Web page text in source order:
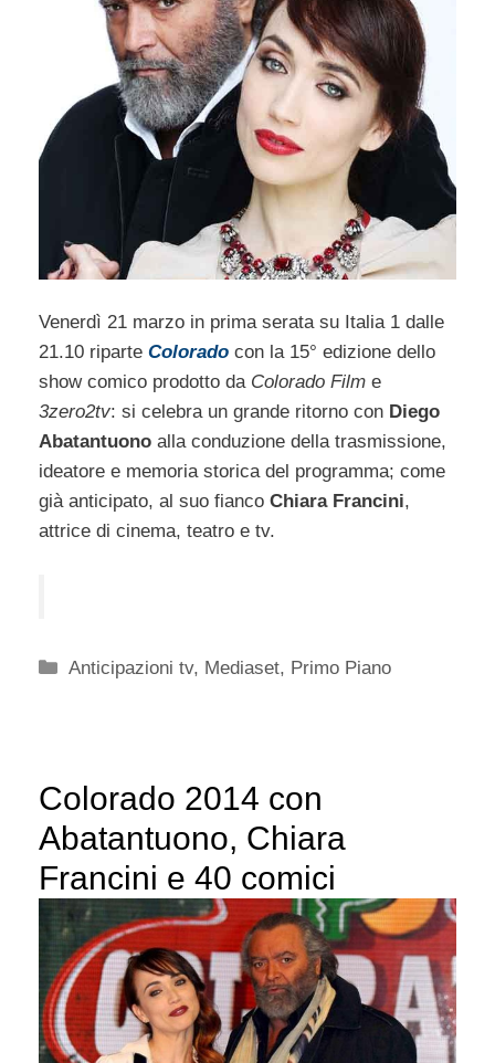
Venerdì 21 marzo in prima serata su Italia 1 dalle
21.10 riparte Colorado con la 15° edizione dello
show comico prodotto da Colorado Film e
3zero2tv: si celebra un grande ritorno con Diego
Abatantuono alla conduzione della trasmissione,
ideatore e memoria storica del programma; come
già anticipato, al suo fianco Chiara Francini,
attrice di cinema, teatro e tv.
Categorie
Anticipazioni tv, Mediaset, Primo Piano
Colorado 2014 con
Abatantuono, Chiara
Francini e 40 comici